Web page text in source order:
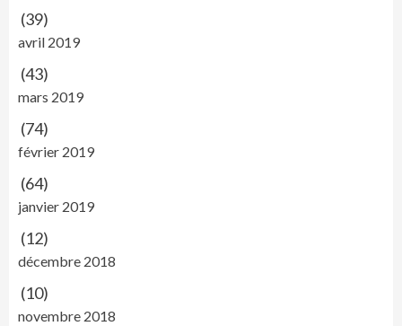
(39)
avril 2019
(43)
mars 2019
(74)
février 2019
(64)
janvier 2019
(12)
décembre 2018
(10)
novembre 2018